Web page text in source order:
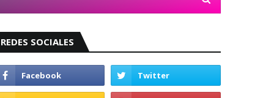
REDES SOCIALES